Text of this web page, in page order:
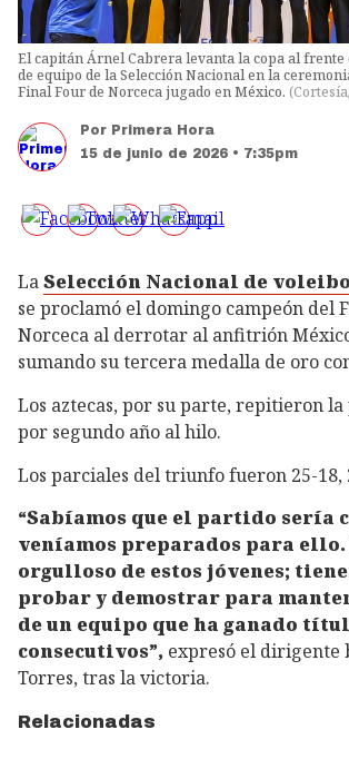
El capitán Árnel Cabrera levanta la copa al frente
de equipo de la Selección Nacional en la
Final Four de Norceca jugado en México. (
Por Primera Hora
15 de junio de 2026 • 7:35pm
LaSelección Nacional de
se proclamó el domingo campeón del
Norceca al derrotar al anfitrión
sumando su tercera medalla de oro
Los aztecas, por su parte, repitieron
por segundo año al hilo.
Los parciales del triunfo fueron 25-18,
“Sabíamos que el partido sería
veníamos preparados para ello.
orgulloso de estos jóvenes;
probar y demostrar para
de un equipo que ha ganado
consecutivos”, expresó el dirigente
Torres, tras la victoria.
Relacionadas